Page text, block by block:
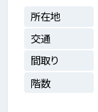
所在地
交通
間取り
階数